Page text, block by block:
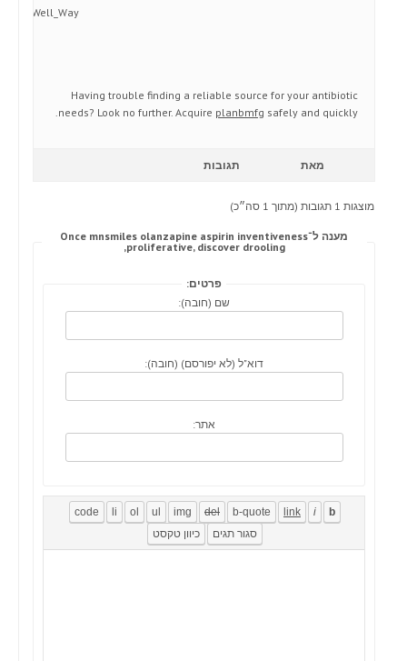
Well_Way
Having trouble finding a reliable source for your antibiotic
needs? Look no further. Acquire planbmfg safely and quickly.
מאת תגובות
מוצגות 1 תגובות (מתוך 1 סה״כ)
מענה ל־Once mnsmiles olanzapine aspirin inventiveness
proliferative, discover drooling,
פרטים:
שם (חובה):
דוא"ל (לא יפורסם) (חובה):
אתר: